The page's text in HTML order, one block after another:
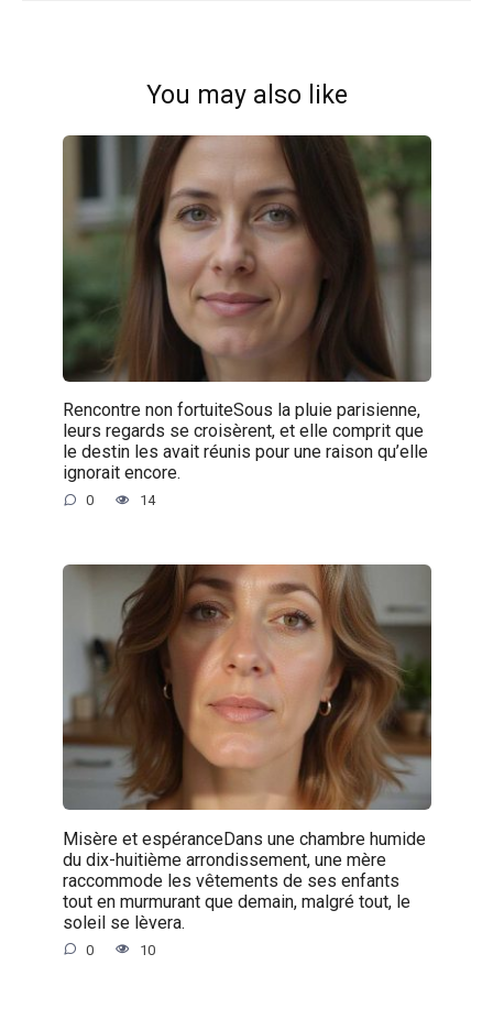
You may also like
Rencontre non fortuiteSous la pluie parisienne,
leurs regards se croisèrent, et elle comprit que
le destin les avait réunis pour une raison qu’elle
ignorait encore.
0 14
Misère et espéranceDans une chambre humide
du dix-huitième arrondissement, une mère
raccommode les vêtements de ses enfants
tout en murmurant que demain, malgré tout, le
soleil se lèvera.
0 10